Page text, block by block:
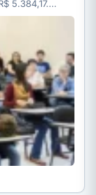
5.384,17.…